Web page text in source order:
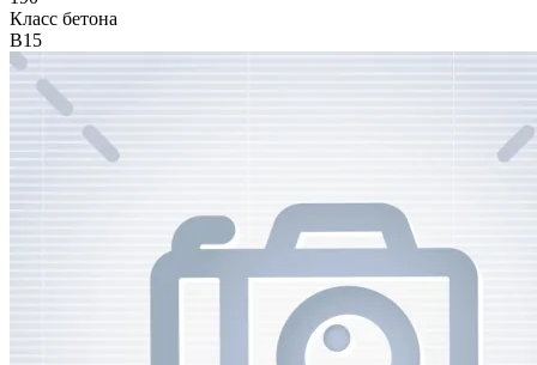
Класс бетона
В15